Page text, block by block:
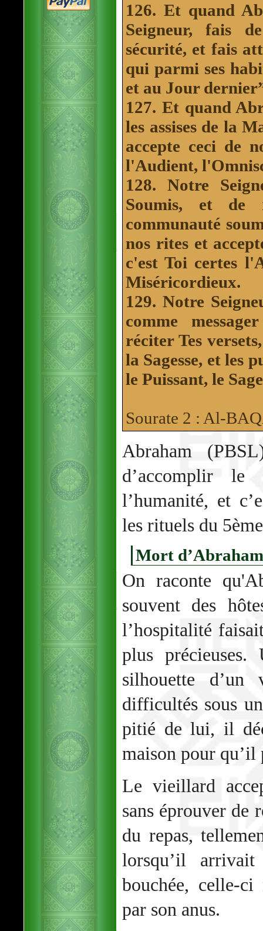
126. Et quand
Seigneur, fais
sécurité, et fais
qui parmi ses
et au Jour
127. Et quand
les assises de la
accepte ceci de
l'Audient,
128. Notre
Soumis, et de
communauté
nos rites et
c'est Toi certes
Miséricordieux.
129. Notre
comme
réciter Tes
la Sagesse, et les
le Puissant, le
Sourate 2 : Al-
Abraham
d’accomplir le
l’humanité, et
les rituels du
Mort d’Abraham
On raconte
souvent des
l’hospitalité
plus
silhouette d’un
difficultés sous
pitié de lui, il
maison pour qu’il
Le vieillard
sans éprouver de
du repas,
lorsqu’il
bouchée, celle-ci
par son anus.